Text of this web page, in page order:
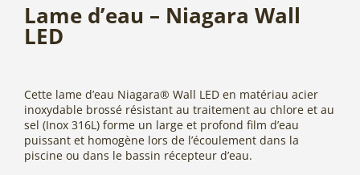
Lame d’eau – Niagara Wall
LED
Cette lame d’eau Niagara® Wall LED en matériau acier
inoxydable brossé résistant au traitement au chlore et au
sel (Inox 316L) forme un large et profond film d’eau
puissant et homogène lors de l’écoulement dans la
piscine ou dans le bassin récepteur d’eau.